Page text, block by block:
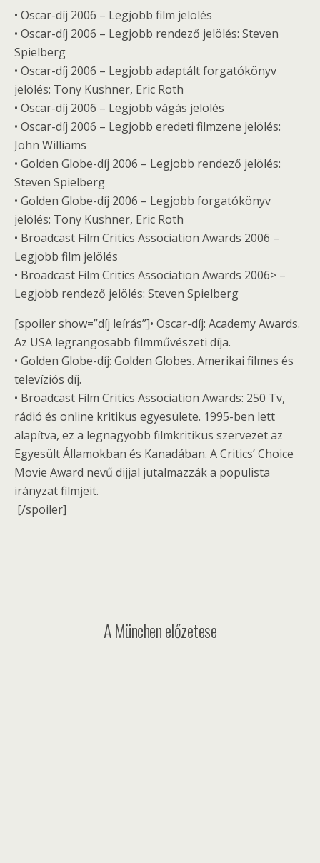
• Oscar-díj 2006 – Legjobb film jelölés
• Oscar-díj 2006 – Legjobb rendező jelölés: Steven
Spielberg
• Oscar-díj 2006 – Legjobb adaptált forgatókönyv
jelölés: Tony Kushner, Eric Roth
• Oscar-díj 2006 – Legjobb vágás jelölés
• Oscar-díj 2006 – Legjobb eredeti filmzene jelölés:
John Williams
• Golden Globe-díj 2006 – Legjobb rendező jelölés:
Steven Spielberg
• Golden Globe-díj 2006 – Legjobb forgatókönyv
jelölés: Tony Kushner, Eric Roth
• Broadcast Film Critics Association Awards 2006 –
Legjobb film jelölés
• Broadcast Film Critics Association Awards 2006> –
Legjobb rendező jelölés: Steven Spielberg
[spoiler show=”díj leírás”]• Oscar-díj: Academy Awards.
Az USA legrangosabb filmművészeti díja.
• Golden Globe-díj: Golden Globes. Amerikai filmes és
televíziós díj.
• Broadcast Film Critics Association Awards: 250 Tv,
rádió és online kritikus egyesülete. 1995-ben lett
alapítva, ez a legnagyobb filmkritikus szervezet az
Egyesült Államokban és Kanadában. A Critics’ Choice
Movie Award nevű dijjal jutalmazzák a populista
irányzat filmjeit.
[/spoiler]
A München előzetese